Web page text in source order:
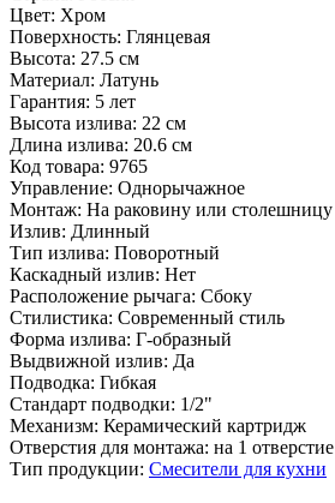
Цвет: Хром
Поверхность: Глянцевая
Высота: 27.5 см
Материал: Латунь
Гарантия: 5 лет
Высота излива: 22 см
Длина излива: 20.6 см
Код товара: 9765
Управление: Однорычажное
Монтаж: На раковину или столешницу
Излив: Длинный
Тип излива: Поворотный
Каскадный излив: Нет
Расположение рычага: Сбоку
Стилистика: Современный стиль
Форма излива: Г-образный
Выдвижной излив: Да
Подводка: Гибкая
Стандарт подводки: 1/2"
Механизм: Керамический картридж
Отверстия для монтажа: на 1 отверстие
Тип продукции: Смесители для кухни